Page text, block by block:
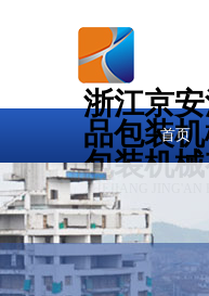
浙江京
品包装
包装机
ZHEJIANG JING'AN
首页